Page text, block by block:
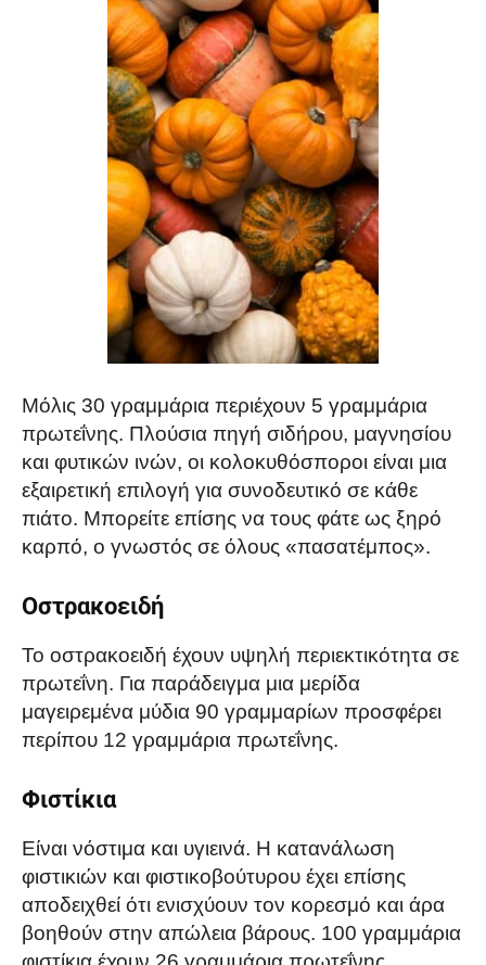
Μόλις 30 γραμμάρια περιέχουν 5 γραμμάρια
πρωτεΐνης. Πλούσια πηγή σιδήρου, μαγνησίου
και φυτικών ινών, οι κολοκυθόσποροι είναι μια
εξαιρετική επιλογή για συνοδευτικό σε κάθε
πιάτο. Μπορείτε επίσης να τους φάτε ως ξηρό
καρπό, ο γνωστός σε όλους «πασατέμπος».
Οστρακοειδή
Το οστρακοειδή έχουν υψηλή περιεκτικότητα σε
πρωτεΐνη. Για παράδειγμα μια μερίδα
μαγειρεμένα μύδια 90 γραμμαρίων προσφέρει
περίπου 12 γραμμάρια πρωτεΐνης.
Φιστίκια
Είναι νόστιμα και υγιεινά. Η κατανάλωση
φιστικιών και φιστικοβούτυρου έχει επίσης
αποδειχθεί ότι ενισχύουν τον κορεσμό και άρα
βοηθούν στην απώλεια βάρους. 100 γραμμάρια